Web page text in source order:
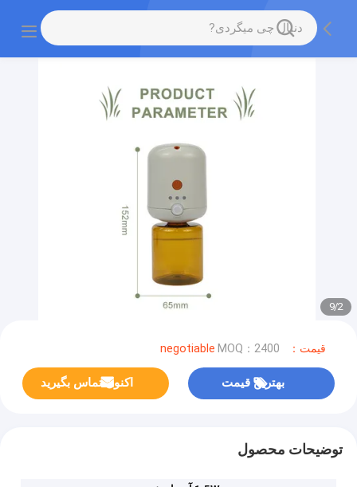
2
/
9
قیمت：negotiable MOQ：2400
بهترین قیمت اکنون تماس بگیرید
توضیحات محصول